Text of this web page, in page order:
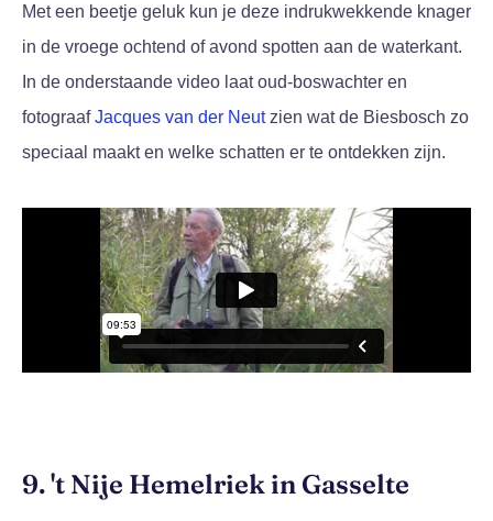
Met een beetje geluk kun je deze indrukwekkende knager
in de vroege ochtend of avond spotten aan de waterkant.
In de onderstaande video laat oud-boswachter en
fotograafJacques van der Neutzien wat de Biesbosch zo
speciaal maakt en welke schatten er te ontdekken zijn.
9. 't Nije Hemelriek in Gasselte